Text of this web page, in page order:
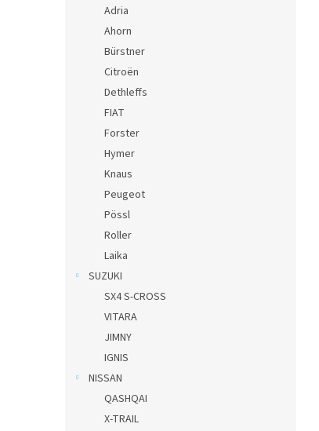
Adria
Ahorn
Bürstner
Citroën
Dethleffs
FIAT
Forster
Hymer
Knaus
Peugeot
Pössl
Roller
Laika
SUZUKI
SX4 S-CROSS
VITARA
JIMNY
IGNIS
NISSAN
QASHQAI
X-TRAIL